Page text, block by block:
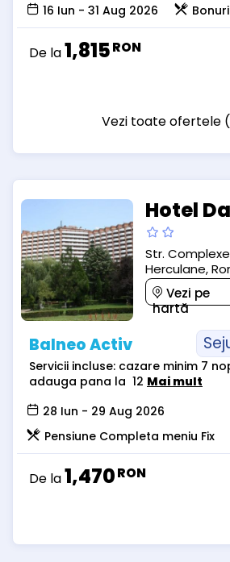
16 Iun - 31 Aug 2026
De la1,815RON
Vezi toate ofertele
Hotel
Str.
Herculane,
Vezi pe
hartă
Balneo Activ
Servicii incluse: cazare minim 7
adauga pana la 12 Mai mult
28 Iun - 29 Aug 2026
Pensiune Completa meniu Fix
De la1,470RON